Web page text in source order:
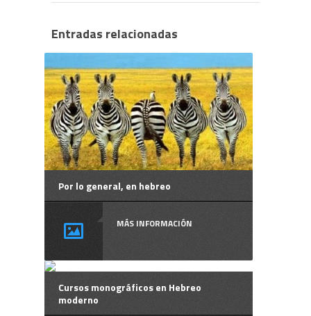
Entradas relacionadas
Por lo general, en hebreo
MÁS INFORMACIÓN
Cursos monográficos en Hebreo
moderno